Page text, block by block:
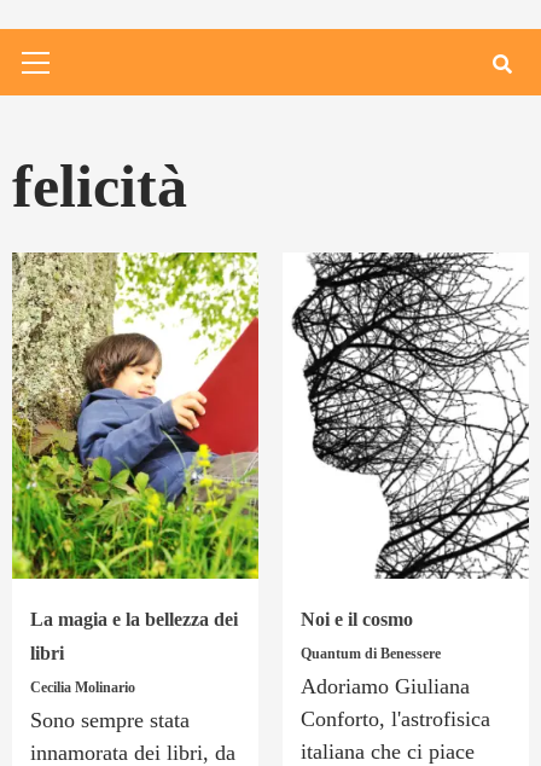
Menu
felicità
La magia e la bellezza dei
libri
Cecilia Molinario
Sono sempre stata
innamorata dei libri, da
Noi e il cosmo
Quantum di Benessere
Adoriamo Giuliana
Conforto, l'astrofisica
italiana che ci piace